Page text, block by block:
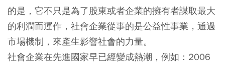
的是，它不只是為了股東或者企業的擁有者謀取最大
的利潤而運作，社會企業從事的是公益性事業，通過
市場機制，來產生影響社會的力量。
社會企業在先進國家早已經變成熱潮，例如：2006